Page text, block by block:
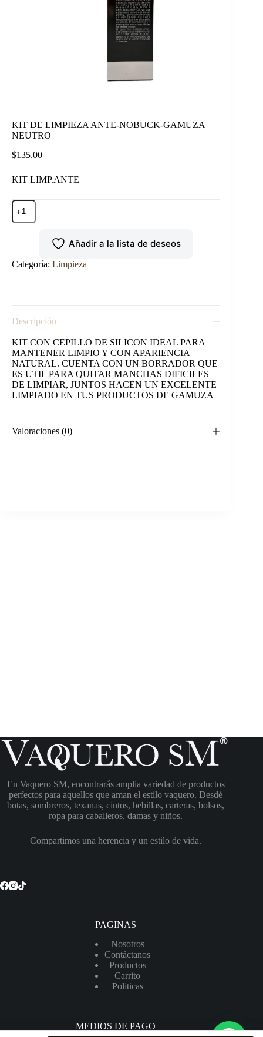
KIT DE LIMPIEZA ANTE-NOBUCK-GAMUZA
NEUTRO
$135.00
KIT LIMP.ANTE
KIT
DE
LIMPIEZA
NEUTRO
Añadir a la lista de deseos
Categoría: Limpieza
Descripción
KIT CON CEPILLO DE SILICON IDEAL PARA
MANTENER LIMPIO Y CON APARIENCIA
NATURAL. CUENTA CON UN BORRADOR QUE
ES UTIL PARA QUITAR MANCHAS DIFICILES
DE LIMPIAR, JUNTOS HACEN UN EXCELENTE
LIMPIADO EN TUS PRODUCTOS DE GAMUZA
Valoraciones (0)
En Vaquero SM, encontrarás amplia variedad de productos
perfectos para aquellos que aman el estilo vaquero. Desdé
botas, sombreros, texanas, cintos, hebillas, carteras, bolsos,
ropa para caballeros, damas y niños.
Compartimos una herencia y un estilo de vida.
PAGINAS
Nosotros
Contáctanos
Productos
Carrito
Politicas
MEDIOS DE PAGO